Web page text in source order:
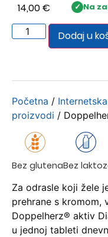
14,00€ Na
Dodaj u
Početna /
proizvodi /
Bez glutenaBez
Za odrasle koji žele
prehrane s kromom,
Doppelherz® aktiv
u jednoj tableti